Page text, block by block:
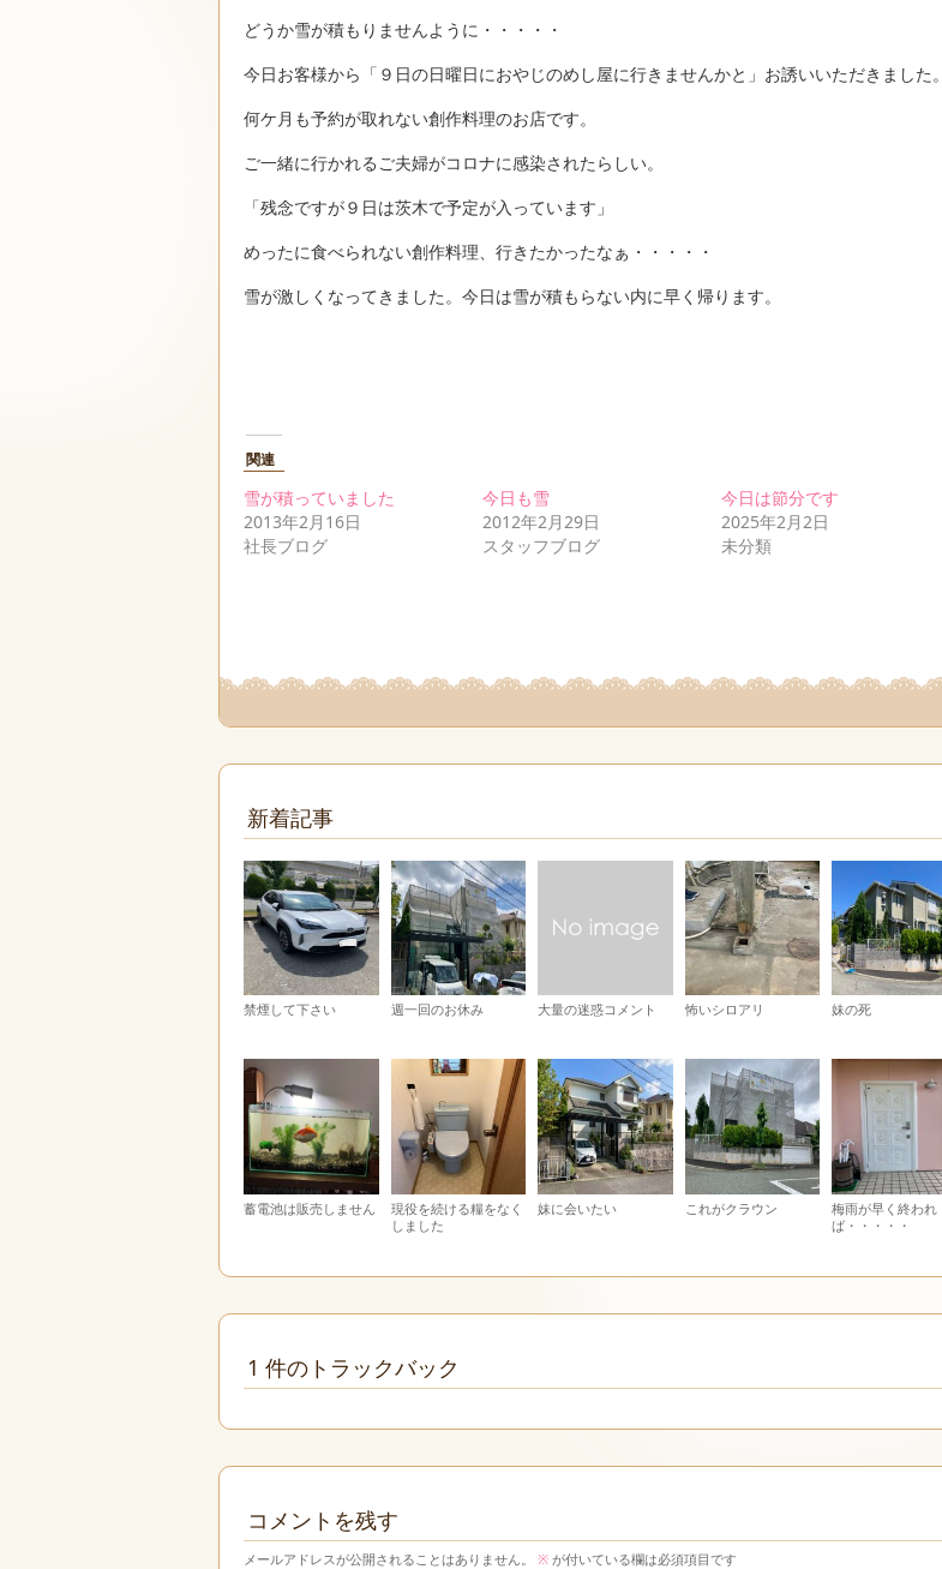
どうか雪が積もりませんように・・・・・
今日お客様から「９日の日曜日におやじのめし屋に行きませんかと」お誘いいただきました。
何ケ月も予約が取れない創作料理のお店です。
ご一緒に行かれるご夫婦がコロナに感染されたらしい。
「残念ですが９日は茨木で予定が入っています」
めったに食べられない創作料理、行きたかったなぁ・・・・・
雪が激しくなってきました。今日は雪が積もらない内に早く帰ります。
関連
雪が積っていました
2013年2月16日
社長ブログ
今日も雪
2012年2月29日
スタッフブログ
今日は節分です
2025年2月2日
未分類
新着記事
禁煙して下さい 週一回のお休み 大量の迷惑コメント 怖いシロアリ 妹の死
蓄電池は販売しません
現役を続ける糧をなく
しました
妹に会いたい これがクラウン
梅雨が早く終われ
ば・・・・・
1 件のトラックバック
コメントを残す
メールアドレスが公開されることはありません。 ※ が付いている欄は必須項目です